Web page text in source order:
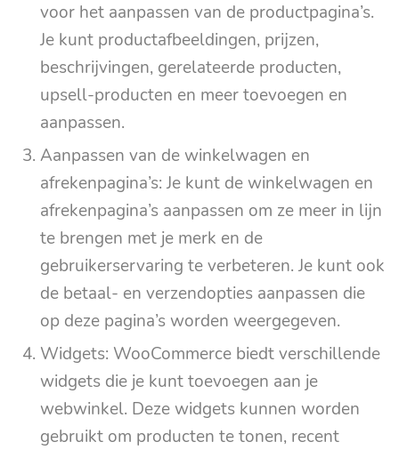
voor het aanpassen van de productpagina’s.
Je kunt productafbeeldingen, prijzen,
beschrijvingen, gerelateerde producten,
upsell-producten en meer toevoegen en
aanpassen.
Aanpassen van de winkelwagen en
afrekenpagina’s: Je kunt de winkelwagen en
afrekenpagina’s aanpassen om ze meer in lijn
te brengen met je merk en de
gebruikerservaring te verbeteren. Je kunt ook
de betaal- en verzendopties aanpassen die
op deze pagina’s worden weergegeven.
Widgets: WooCommerce biedt verschillende
widgets die je kunt toevoegen aan je
webwinkel. Deze widgets kunnen worden
gebruikt om producten te tonen, recent